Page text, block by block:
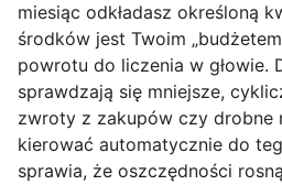
miesiąc odkładasz określoną
środków jest Twoim
powrotu do liczenia w głowie.
sprawdzają się mniejsze,
zwroty z zakupów czy drobne
kierować automatycznie do
sprawia, że oszczędności